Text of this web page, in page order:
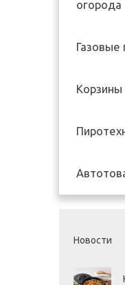
огорода
Газовые
Корзины
Новости